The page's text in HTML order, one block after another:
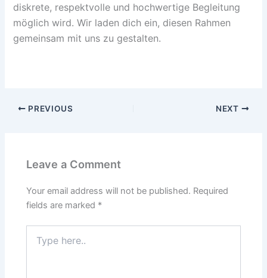
diskrete, respektvolle und hochwertige Begleitung
möglich wird. Wir laden dich ein, diesen Rahmen
gemeinsam mit uns zu gestalten.
PREVIOUS NEXT
Leave a Comment
Your email address will not be published. Required
fields are marked *
here..